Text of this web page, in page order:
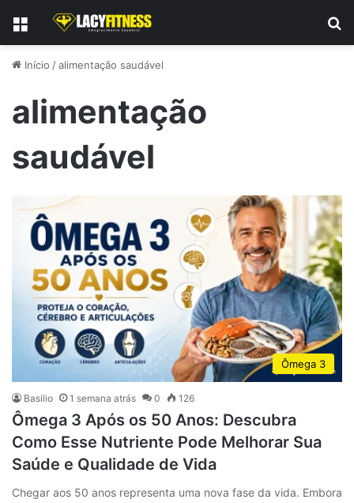
Menu
Início /alimentação saudável
alimentação
saudável
Ômega 3
Basilio 1 semana atrás 0 126
Ômega 3 Após os 50 Anos: Descubra
Como Esse Nutriente Pode Melhorar Sua
Saúde e Qualidade de Vida
Chegar aos 50 anos representa uma nova fase da vida. Embora